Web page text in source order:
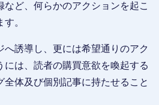
ど、何らかのアクションを起こ
。
へ誘導し、更には希望通りのアク
には、読者の購買意欲を喚起する
全体及び個別記事に持たせること